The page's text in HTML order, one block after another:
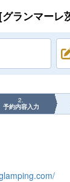
[グランマーレ
2
予約内容入力